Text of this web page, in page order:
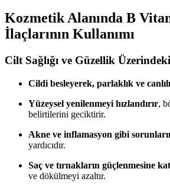
Kozmetik Alanında B
İlaçlarının Kullanımı
Cilt Sağlığı ve Güzellik
Cildi besleyerek, parlaklık ve
Yüzeysel yenilenmeyi hızlandırır,
belirtilerini geciktirir.
Akne ve inflamasyon gibi
yardıcıdır.
Saç ve tırnakların güçlenmesine
ve dökülmeyi azaltır.